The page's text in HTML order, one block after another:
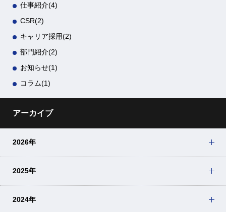
仕事紹介(4)
CSR(2)
キャリア採用(2)
部門紹介(2)
お知らせ(1)
コラム(1)
アーカイブ
2026年
2025年
2024年